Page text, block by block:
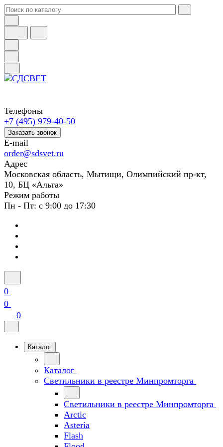
Телефоны
+7 (495) 979-40-50
Заказать звонок
E-mail
order@sdsvet.ru
Адрес
Московская область, Мытищи, Олимпийский пр-кт,
10, БЦ «Альта»
Режим работы
Пн - Пт: с 9:00 до 17:30
0
0
0
Каталог
Каталог
Светильники в реестре Минпромторга
Светильники в реестре Минпромторга
Arctic
Asteria
Flash